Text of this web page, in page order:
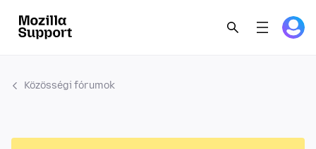
Közösségi fórumok